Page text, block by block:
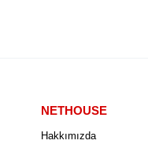
NETHOUSE
Hakkımızda